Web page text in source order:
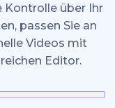
Kontrolle über Ihr
passen Sie an
Videos mit
Editor.